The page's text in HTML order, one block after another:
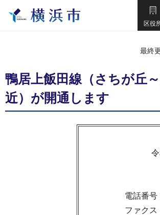
区役
最終
鴨居上飯田線（さちが丘
近）が開通します
電話番号
ファクス